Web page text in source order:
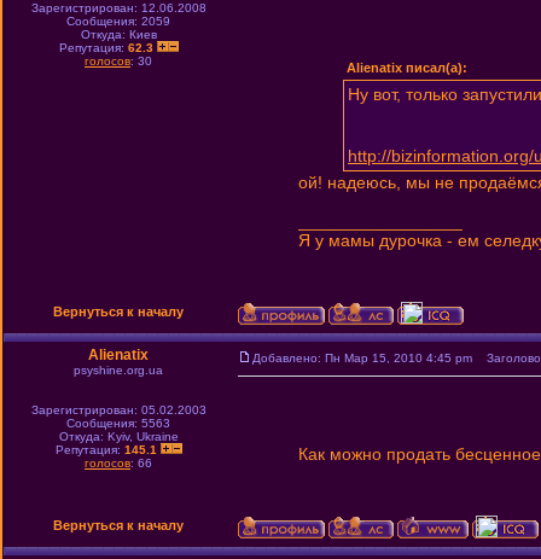
Зарегистрирован: 12.06.2008
Сообщения: 2059
Откуда: Киев
Репутация: 62.3
голосов: 30 Alienatix писал(а):
Ну вот, только
http://bizinformation.org/
ой! надеюсь, мы не
Я у мамы дурочка - ем
Вернуться к началу
Alienatix
psyshine.org.ua
Зарегистрирован: 05.02.2003
Сообщения: 5563
Откуда: Kyiv, Ukraine
Репутация: 145.1
голосов: 66
Добавлено: Пн Мар 15, 2010 4:45 pm
Как можно продать
Вернуться к началу